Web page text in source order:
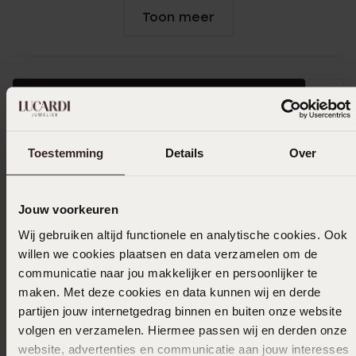
Toestemming Details Over
Jouw voorkeuren
Wij gebruiken altijd functionele en analytische cookies. Ook
willen we cookies plaatsen en data verzamelen om de
communicatie naar jou makkelijker en persoonlijker te
maken. Met deze cookies en data kunnen wij en derde
partijen jouw internetgedrag binnen en buiten onze website
volgen en verzamelen. Hiermee passen wij en derden onze
website, advertenties en communicatie aan jouw interesses
Toon meer
Ook leuk voor jou